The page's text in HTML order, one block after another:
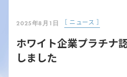
2025年8月1日 ［ ニュース ］
ホワイト企業プラチナ
しました